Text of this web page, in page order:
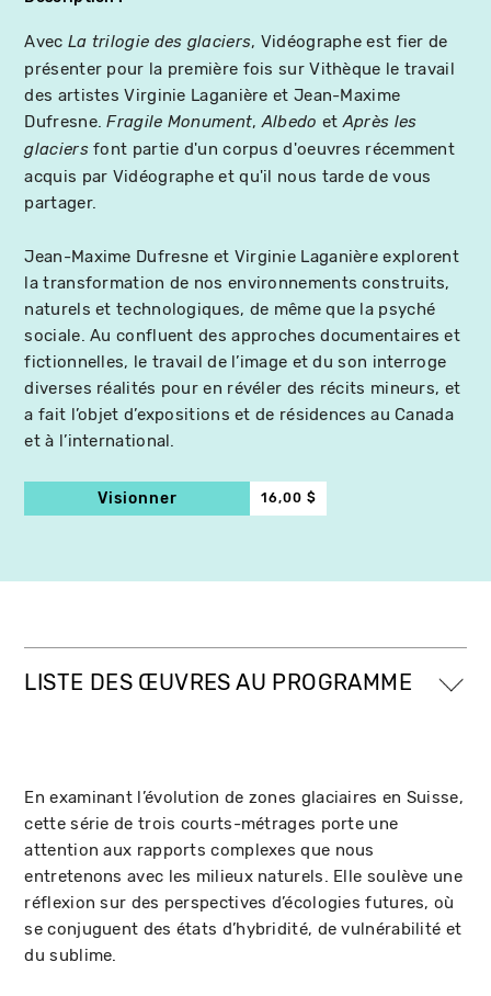
Avec La trilogie des glaciers, Vidéographe est fier de
présenter pour la première fois sur Vithèque le travail
des artistes Virginie Laganière et Jean-Maxime
Dufresne.Fragile Monument,Albedo etAprès les
glaciersfont partie d'un corpus d'oeuvres récemment
acquis par Vidéographe et qu'il nous tarde de vous
partager.
Jean-Maxime Dufresne et Virginie Laganière explorent
la transformation de nos environnements construits,
naturels et technologiques, de même que la psyché
sociale. Au confluent des approches documentaires et
fictionnelles, le travail de l’image et du son interroge
diverses réalités pour en révéler des récits mineurs, et
a fait l’objet d’expositions et de résidences au Canada
et à l’international.
Visionner 16,00 $
LISTE DES ŒUVRES AU PROGRAMME
En examinant l’évolution de zones glaciaires en Suisse,
cette série de trois courts-métrages porte une
attention aux rapports complexes que nous
entretenons avec les milieux naturels. Elle soulève une
réflexion sur des perspectives d’écologies futures, où
se conjuguent des états d’hybridité, de vulnérabilité et
du sublime.